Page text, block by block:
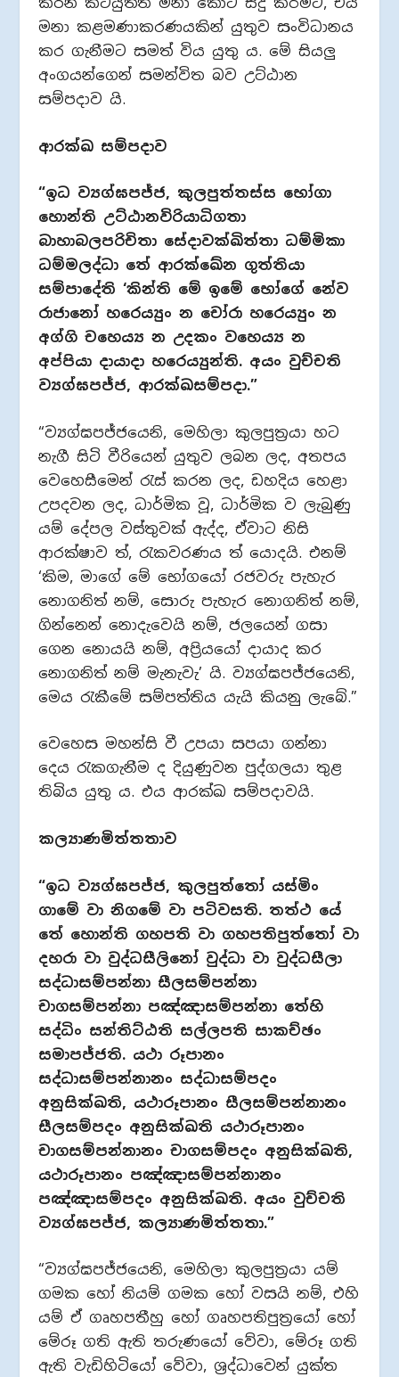
මනා කළමණාකරණයකින් යුතුව සංවිධානය
කර ගැනීමට සමත් විය යුතු ය. මේ සියලු
අංගයන්ගෙන් සමන්විත බව උට්ඨාන
සම්පදාව යි.
ආරක්ඛ සම්පදාව
“ඉධ ව්‍යග්ඝපජ්ජ, කුලපුත්තස්ස භෝගා
හොන්ති උට්ඨානවිරියාධිගතා
බාහාබලපරිචිතා සේදාවක්ඛිත්තා ධම්මිකා
ධම්මලද්ධා තේ ආරක්ඛේන ගුත්තියා
සම්පාදේති ‘කින්ති මේ ඉමේ භෝගේ නේව
රාජානෝ හරෙය්‍යුං න චෝරා හරෙය්‍යුං න
අග්ගි චහෙය්‍ය න උදකං වහෙය්‍ය න
අප්පියා දායාදා හරෙය්‍යුන්ති. අයං වුච්චති
ව්‍යග්ඝපජ්ජ, ආරක්ඛසම්පදා.”
“ව්‍යග්ඝපජ්ජයෙනි, මෙහිලා කුලපුත්‍රයා හට
නැගී සිටි වීරියෙන් යුතුව ලබන ලද, අතපය
වෙහෙසීමෙන් රැස් කරන ලද, ඩහදිය හෙළා
උපදවන ලද, ධාර්මික වූ, ධාර්මික ව ලැබුණු
යම් දේපල වස්තුවක් ඇද්ද, ඒවාට නිසි
ආරක්ෂාව ත්, රැකවරණය ත් යොදයි. එනම්
‘කිම, මාගේ මේ භෝගයෝ රජවරු පැහැර
නොගනිත් නම්, සොරු පැහැර නොගනිත් නම්,
ගින්නෙන් නොදැවෙයි නම්, ජලයෙන් ගසා
ගෙන නොයයි නම්, අප්‍රියයෝ දායාද කර
නොගනිත් නම් මැනැවැ’ යි. ව්‍යග්ඝපජ්ජයෙනි,
මෙය රැකීමේ සම්පත්තිය යැයි කියනු ලැබේ.”
වෙහෙස මහන්සි වී උපයා සපයා ගන්නා
දෙය රැකගැනීම ද දියුණුවන පුද්ගලයා තුළ
තිබිය යුතු ය. එය ආරක්ඛ සම්පදාවයි.
කල්‍යාණමිත්තතාව
“ඉධ ව්‍යග්ඝපජ්ජ, කුලපුත්තෝ යස්මිං
ගාමේ වා නිගමේ වා පටිවසති. තත්ථ යේ
තේ හොන්ති ගහපති වා ගහපතිපුත්තෝ වා
දහරා වා වුද්ධසීලිනෝ වුද්ධා වා වුද්ධසීලා
සද්ධාසම්පන්නා සීලසම්පන්නා
චාගසම්පන්නා පඤ්ඤාසම්පන්නා තේහි
සද්ධිං සන්තිට්ඨති සල්ලපති සාකච්ඡං
සමාපජ්ජති. යථා රූපානං
සද්ධාසම්පන්නානං සද්ධාසම්පදං
අනුසික්ඛති, යථාරූපානං සීලසම්පන්නානං
සීලසම්පදං අනුසික්ඛති යථාරූපානං
චාගසම්පන්නානං චාගසම්පදං අනුසික්ඛති,
යථාරූපානං පඤ්ඤාසම්පන්නානං
පඤ්ඤාසම්පදං අනුසික්ඛති. අයං වුච්චති
ව්‍යග්ඝපජ්ජ, කල්‍යාණමිත්තතා.”
“ව්‍යග්ඝපජ්ජයෙනි, මෙහිලා කුලපුත්‍රයා යම්
ගමක හෝ නියම් ගමක හෝ වසයි නම්, එහි
යම් ඒ ගෘහපතීහු හෝ ගෘහපතිපුත්‍රයෝ හෝ
මේරූ ගති ඇති තරුණයෝ වේවා, මේරූ ගති
ඇති වැඩිහිටියෝ වේවා, ශ්‍රද්ධාවෙන් යුක්ත